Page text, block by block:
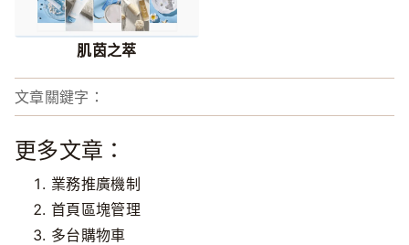
肌茵之萃
文章關鍵字：
更多文章：
業務推廣機制
首頁區塊管理
多台購物車